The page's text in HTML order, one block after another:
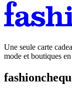
Une seule carte
mode et boutiques